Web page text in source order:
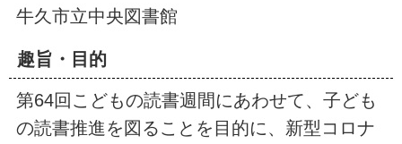
牛久市立中央図書館
趣旨・目的
第64回こどもの読書週間にあわせて、子ども
の読書推進を図ることを目的に、新型コロナ